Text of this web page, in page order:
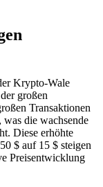
Krypto-Wale
großen
Transaktionen
die wachsende
Diese erhöhte
$ auf 15 $ steigen
Preisentwicklung